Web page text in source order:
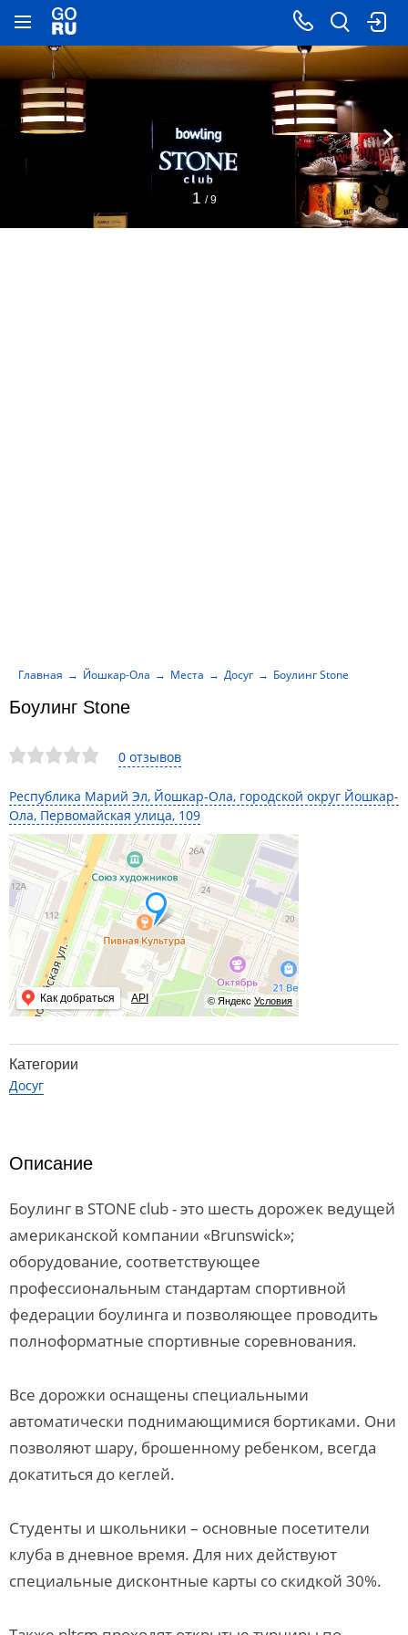
0 отзывов
Республика Марий Эл, Йошкар-Ола, городской округ Йошкар-
Ола, Первомайская улица, 109
© Яндекс Условия
Как добраться API
Боулинг Stone
Главная Йошкар-Ола Места Досуг Боулинг Stone
1 / 9
Категории
Досуг
Описание
Боулинг в STONE club - это шесть дорожек ведущей
американской компании «Brunswick»;
оборудование, соответствующее
профессиональным стандартам спортивной
федерации боулинга и позволяющее проводить
полноформатные спортивные соревнования.
Все дорожки оснащены специальными
автоматически поднимающимися бортиками. Они
позволяют шару, брошенному ребенком, всегда
докатиться до кеглей.
Студенты и школьники – основные посетители
клуба в дневное время. Для них действуют
специальные дисконтные карты со скидкой 30%.